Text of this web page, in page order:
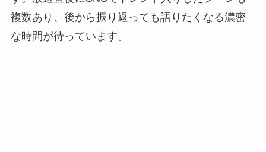
複数あり、後から振り返っても語りたくなる濃密
な時間が待っています。